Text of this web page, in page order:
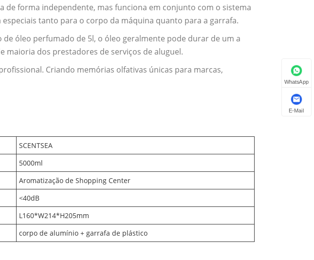
de forma independente, mas funciona em conjunto com o sistema
tanto para o corpo da máquina quanto para a garrafa.
óleo perfumado de 5l, o óleo geralmente pode durar de um a
maioria dos prestadores de serviços de aluguel.
Criando memórias olfativas únicas para marcas,
SCENTSEA
5000ml
Aromatização de Shopping Center
<40dB
L160*W214*H205mm
corpo de alumínio + garrafa de plástico
WhatsApp
E-Mail